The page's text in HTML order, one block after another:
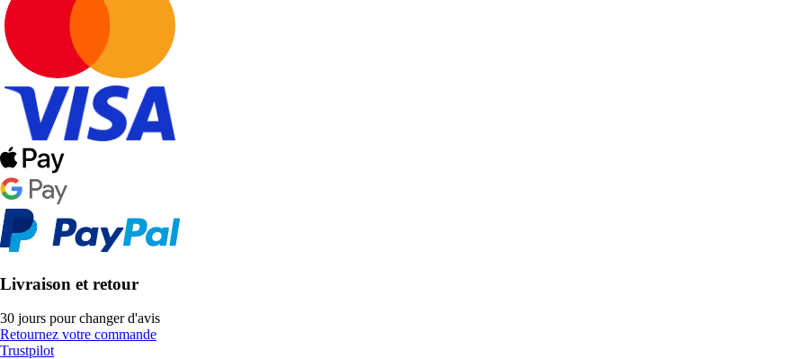
Livraison et retour
30 jours pour changer d'avis
Retournez votre commande
Trustpilot